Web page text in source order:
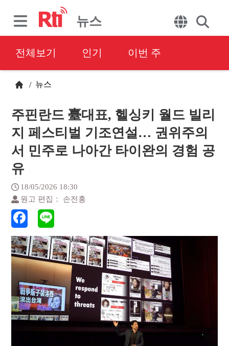
뉴스
전체보기 인기 이번 주
/ 뉴스
주핀란드 臺대표, 헬싱키 월드 빌리
지 페스티벌 기조연설… 권위주의
서 민주로 나아간 타이완의 경험 공
유
18/05/2026 18:30
원고 편집： 손전홍